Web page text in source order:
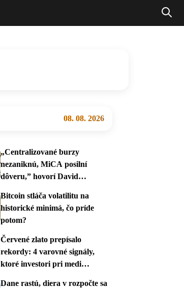
08. 08. 2026
„Centralizované burzy
nezaniknú, MiCA posilní
dôveru,” hovorí David
Bitcoin stláča volatilitu na
historické minimá, čo príde
potom?
Červené zlato prepísalo
rekordy: 4 varovné signály,
ktoré investori pri medi
Dane rastú, diera v rozpočte sa